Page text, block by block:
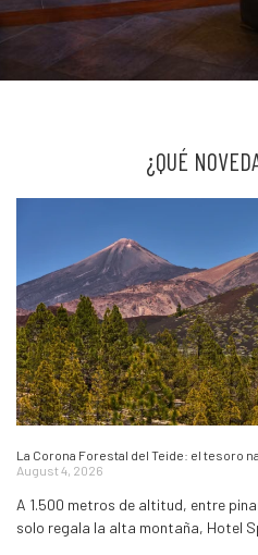
¿QUÉ
La Corona Forestal del Teide: el tesoro
August 4, 2026
A 1.500 metros de altitud, entre
solo regala la alta montaña, Hotel